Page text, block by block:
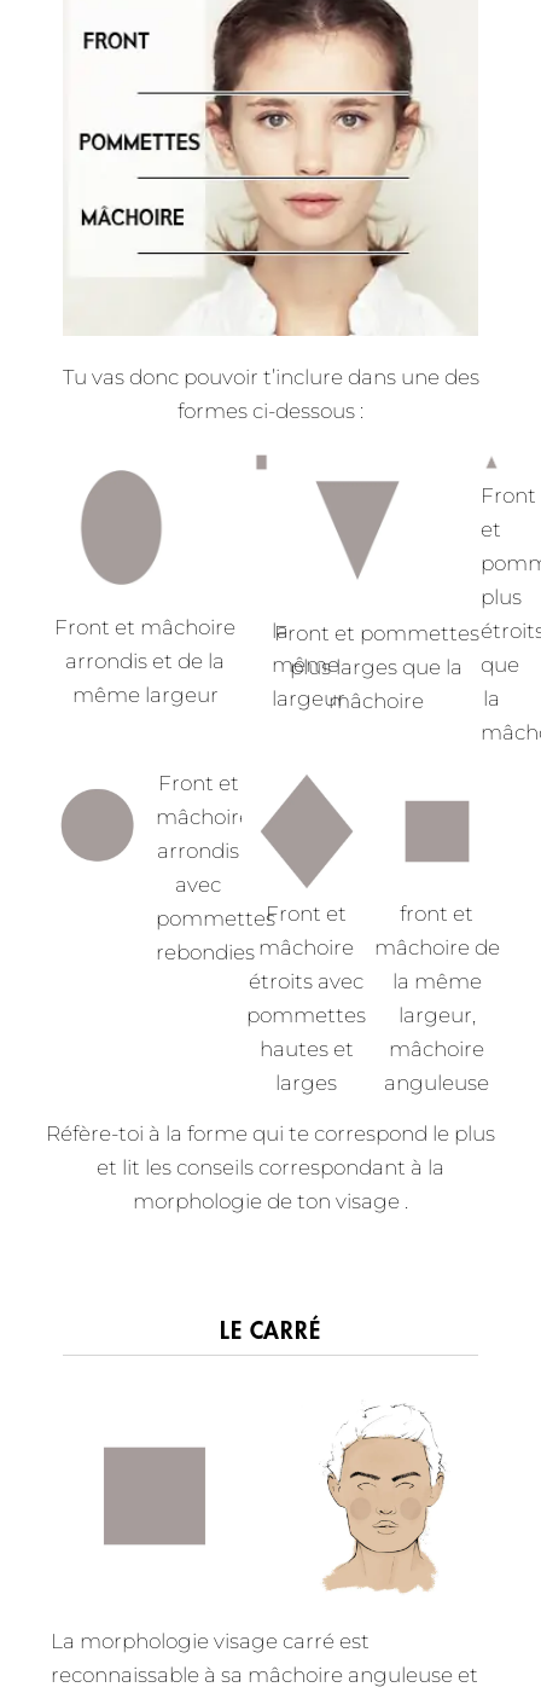
Tu vas donc pouvoir t’inclure dans une des
formes ci-dessous :
Front et mâchoire
arrondis et de la
même largeur
pommettes
mâchoire
la
même
largeur
Front et pommettes
plus larges que la
mâchoire
Front
et
plus
que
la
Front et
mâchoire
arrondis
avec
pommettes
rebondies
Front et
mâchoire
étroits avec
pommettes
hautes et
larges
front et
mâchoire de
la même
largeur,
mâchoire
anguleuse
Réfère-toi à la forme qui te correspond le plus
et lit les conseils correspondant à la
morphologie de ton visage .
LE CARRÉ
La morphologie visage carré est
reconnaissable à sa mâchoire anguleuse et